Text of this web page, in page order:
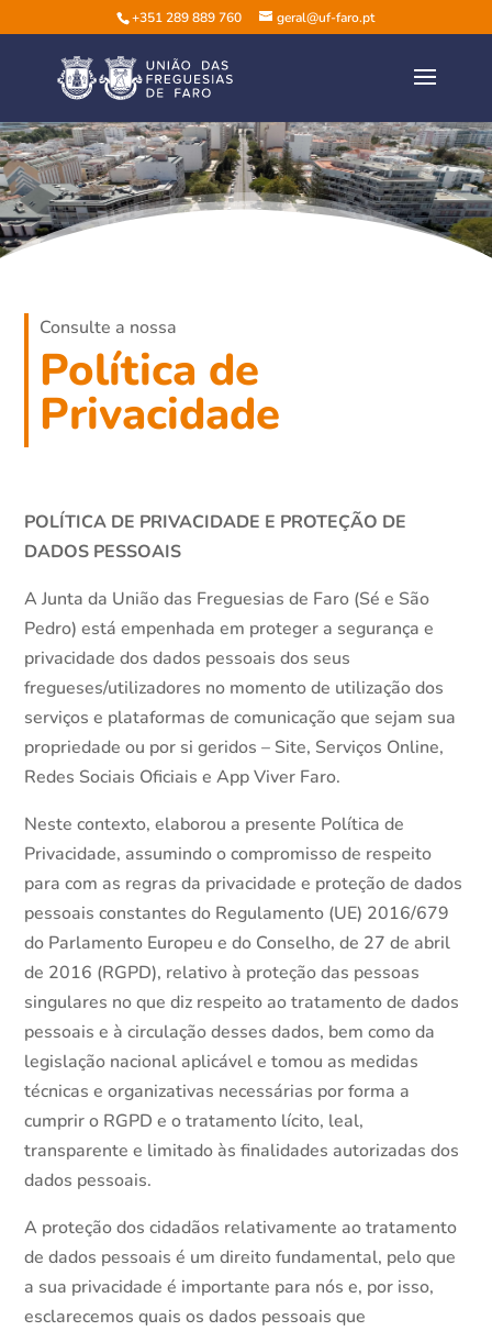
+351 289 889 760 geral@uf-faro.pt
Consulte a nossa
Política de
Privacidade
POLÍTICA DE PRIVACIDADE E PROTEÇÃO DE
DADOS PESSOAIS
A Junta da União das Freguesias de Faro (Sé e São
Pedro) está empenhada em proteger a segurança e
privacidade dos dados pessoais dos seus
fregueses/utilizadores no momento de utilização dos
serviços e plataformas de comunicação que sejam sua
propriedade ou por si geridos – Site, Serviços Online,
Redes Sociais Oficiais e App Viver Faro.
Neste contexto, elaborou a presente Política de
Privacidade, assumindo o compromisso de respeito
para com as regras da privacidade e proteção de dados
pessoais constantes do Regulamento (UE) 2016/679
do Parlamento Europeu e do Conselho, de 27 de abril
de 2016 (RGPD), relativo à proteção das pessoas
singulares no que diz respeito ao tratamento de dados
pessoais e à circulação desses dados, bem como da
legislação nacional aplicável e tomou as medidas
técnicas e organizativas necessárias por forma a
cumprir o RGPD e o tratamento lícito, leal,
transparente e limitado às finalidades autorizadas dos
dados pessoais.
A proteção dos cidadãos relativamente ao tratamento
de dados pessoais é um direito fundamental, pelo que
a sua privacidade é importante para nós e, por isso,
esclarecemos quais os dados pessoais que